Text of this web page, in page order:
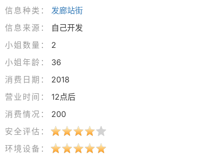
信息种类：
发廊站街
信息来源：
自己开发
小姐数量：
2
小姐年龄：
36
消费日期：
2018
营业时间：
12点后
消费情况：
200
安全评估：
环境设备：